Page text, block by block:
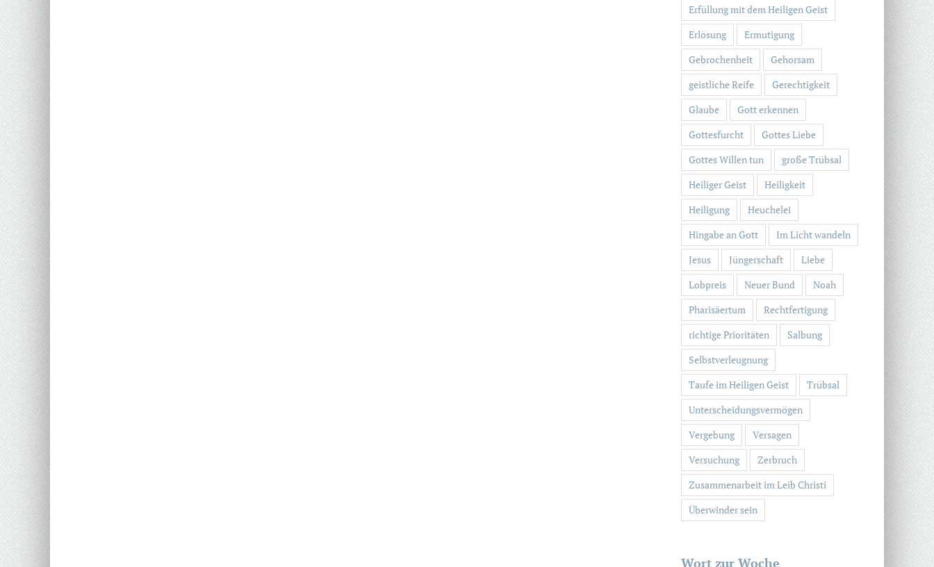
Erfüllung mit dem Heiligen Geist
Erlösung
Ermutigung
Gebrochenheit
Gehorsam
geistliche Reife
Gerechtigkeit
Glaube
Gott erkennen
Gottesfurcht
Gottes Liebe
Gottes Willen tun
große Trübsal
Heiliger Geist
Heiligkeit
Heiligung
Heuchelei
Hingabe an Gott
Im Licht wandeln
Jesus
Jüngerschaft
Liebe
Lobpreis
Neuer Bund
Noah
Pharisäertum
Rechtfertigung
richtige Prioritäten
Salbung
Selbstverleugnung
Taufe im Heiligen Geist
Trübsal
Unterscheidungsvermögen
Vergebung
Versagen
Versuchung
Zerbruch
Zusammenarbeit im Leib Christi
Überwinder sein
Wort zur Woche